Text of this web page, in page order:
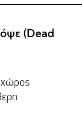
(Dead
χώρος